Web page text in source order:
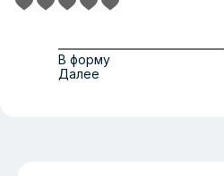
В форму
Далее